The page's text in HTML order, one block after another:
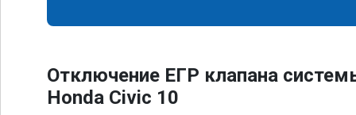
Отключение ЕГР клапана
Honda Civic 10